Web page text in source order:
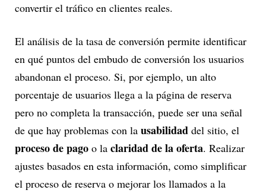
convertir el tráfico en clientes reales.
El análisis de la tasa de conversión permite identificar
en qué puntos del embudo de conversión los usuarios
abandonan el proceso. Si, por ejemplo, un alto
porcentaje de usuarios llega a la página de reserva
pero no completa la transacción, puede ser una señal
de que hay problemas con la usabilidad del sitio, el
proceso de pago o la claridad de la oferta. Realizar
ajustes basados en esta información, como simplificar
el proceso de reserva o mejorar los llamados a la